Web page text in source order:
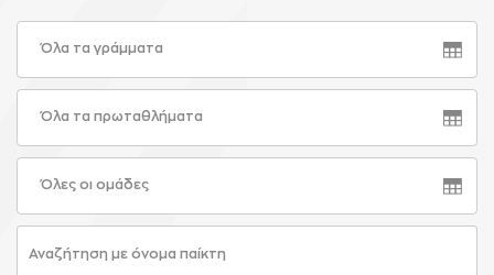
Όλα τα γράμματα
Όλα τα πρωταθλήματα
Όλες οι ομάδες